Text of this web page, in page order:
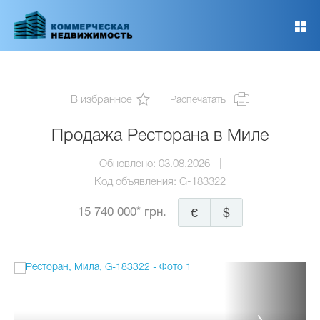
основному
В избранное Распечатать
Продажа Ресторана в Миле
Обновлено: 03.08.2026
Код объявления: G-183322
15 740 000* грн. $
€